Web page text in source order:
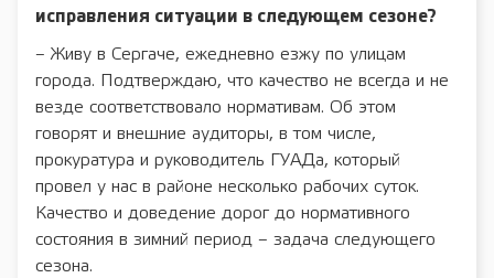
исправления ситуации в следующем сезоне?
– Живу в Сергаче, ежедневно езжу по улицам
города. Подтверждаю, что качество не всегда и не
везде соответствовало нормативам. Об этом
говорят и внешние аудиторы, в том числе,
прокуратура и руководитель ГУАДа, который
провел у нас в районе несколько рабочих суток.
Качество и доведение дорог до нормативного
состояния в зимний период – задача следующего
сезона.